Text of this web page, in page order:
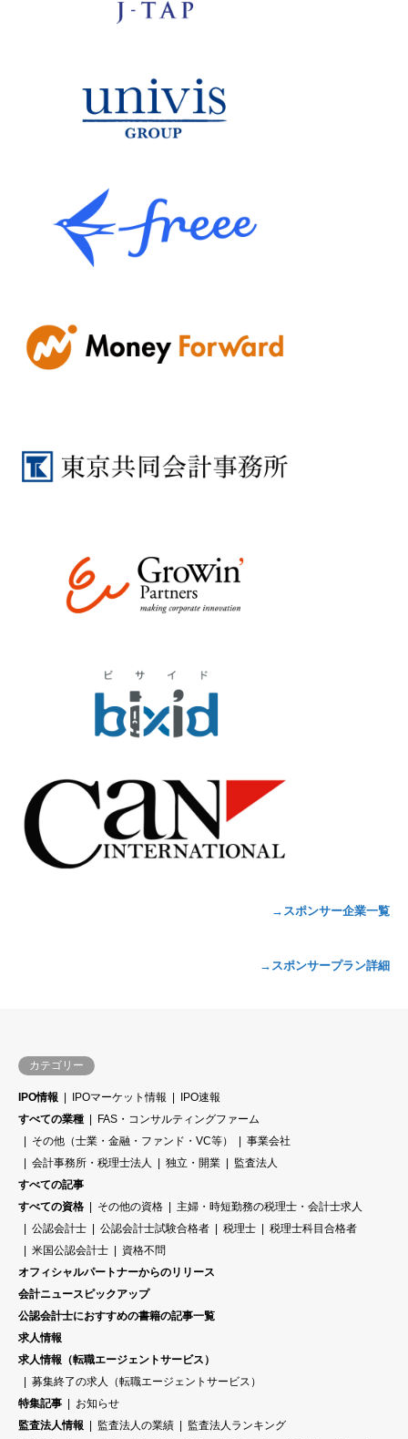
→スポンサー企業一覧
→スポンサープラン詳細
カテゴリー
IPO情報 IPOマーケット情報
IPO速報
すべての業種
FAS・コンサルティングファーム
その他（士業・金融・ファンド・VC等）
事業会社
会計事務所・税理士法人
独立・開業
監査法人
すべての記事
すべての資格
その他の資格
主婦・時短勤務の税理士・会計士求人
公認会計士
公認会計士試験合格者 税理士
税理士科目合格者
米国公認会計士
資格不問
オフィシャルパートナーからのリリース
会計ニュースピックアップ
公認会計士におすすめの書籍の記事一覧
求人情報
求人情報（転職エージェントサービス）
募集終了の求人（転職エージェントサービス）
特集記事
お知らせ
監査法人情報
監査法人の業績
監査法人ランキング